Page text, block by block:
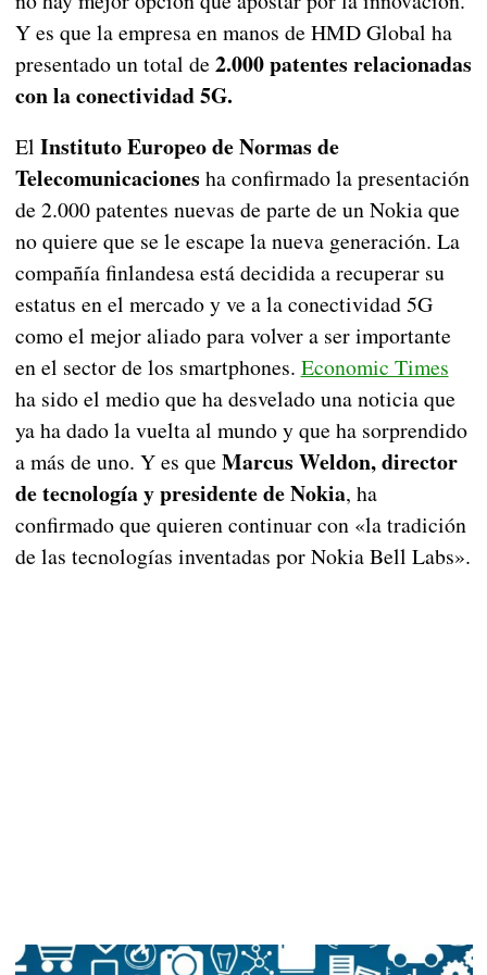
Y es que la empresa en manos de HMD Global ha
presentado un total de 2.000 patentes relacionadas
con la conectividad 5G.
El Instituto Europeo de Normas de
Telecomunicaciones ha confirmado la presentación
de 2.000 patentes nuevas de parte de un Nokia que
no quiere que se le escape la nueva generación. La
compañía finlandesa está decidida a recuperar su
estatus en el mercado y ve a la conectividad 5G
como el mejor aliado para volver a ser importante
en el sector de los smartphones. Economic Times
ha sido el medio que ha desvelado una noticia que
ya ha dado la vuelta al mundo y que ha sorprendido
a más de uno. Y es que Marcus Weldon, director
de tecnología y presidente de Nokia, ha
confirmado que quieren continuar con «la tradición
de las tecnologías inventadas por Nokia Bell Labs».